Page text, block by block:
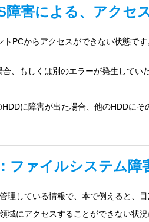
障害による、アクセ
PCからアクセスができない状態です
、もしくは別のエラーが発生してい
に障害が出た場合、他のHDDに
ファイルシステム障
理している情報で、本で例えると、
域にアクセスすることができない状